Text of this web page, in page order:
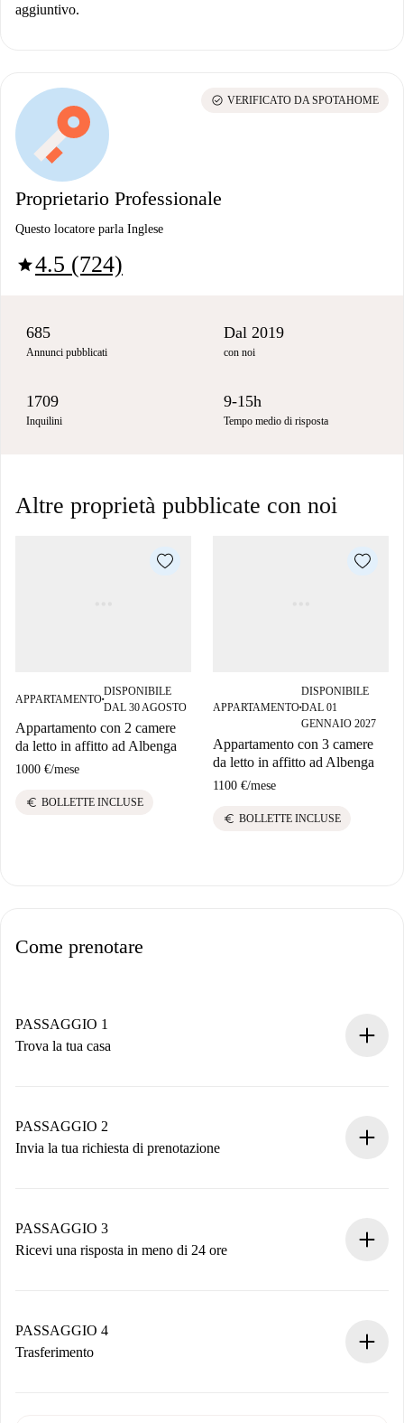
aggiuntivo.
Proprietario Professionale
Questo locatore parla Inglese
star4.5 (724)
check_circle VERIFICATO DA SPOTAHOME
685
Annunci pubblicati
Dal 2019
con noi
1709
Inquilini
9-15h
Tempo medio di risposta
Altre proprietà pubblicate con noi
APPARTAMENTO■
DISPONIBILE
DAL 30 AGOSTO
Appartamento con 2 camere
da letto in affitto ad Albenga
1000 €/mese
euro BOLLETTE INCLUSE
APPARTAMENTO■
DISPONIBILE
DAL 01
GENNAIO 2027
Appartamento con 3 camere
da letto in affitto ad Albenga
1100 €/mese
euro BOLLETTE INCLUSE
Come prenotare
PASSAGGIO 1
Trova la tua casa
Hai tutte le informazioni necessarie in anticipo.
PASSAGGIO 2
Invia la tua richiesta di prenotazione
non accetta.
PASSAGGIO 3
Ricevi una risposta in meno di 24 ore
contatto con il proprietario.
Se rifiutata: non ti addebiteremo nulla e ti proporremo
PASSAGGIO 4
Trasferimento